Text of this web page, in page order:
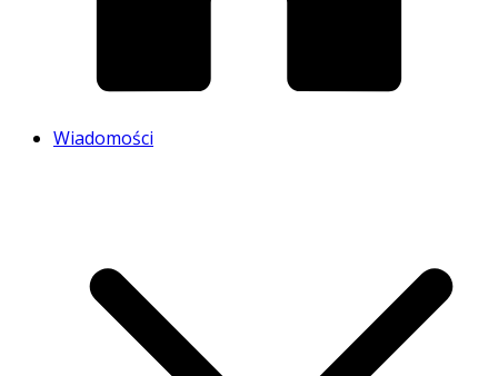
Wiadomości